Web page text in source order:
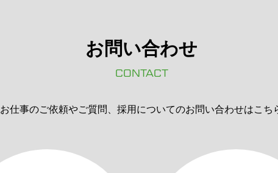
お問い合わせ
CONTACT
お仕事のご依頼やご質問、採用についてのお問い合わせはこち